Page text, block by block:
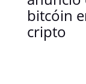
bitcóin
cripto